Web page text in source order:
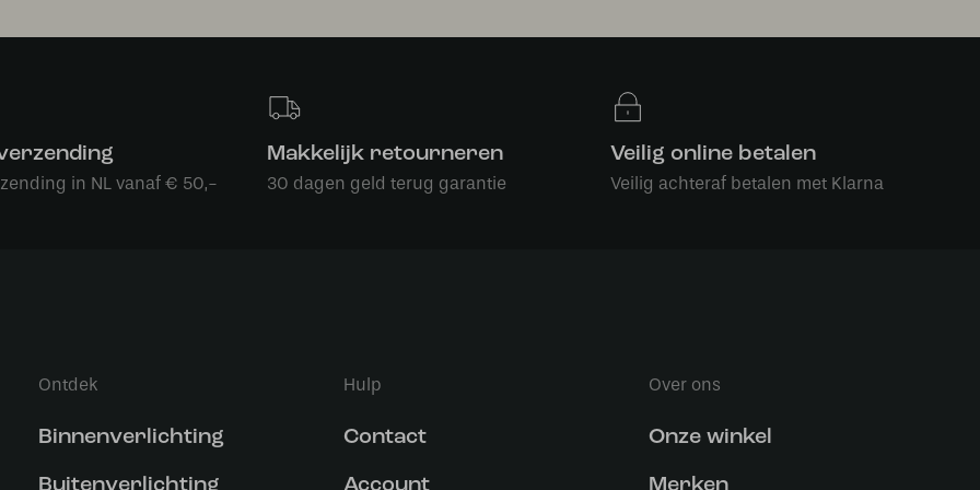
in NL vanaf € 50,-
Makkelijk retourneren
30 dagen geld terug garantie
Veilig online betalen
Veilig achteraf betalen met Klarna
Ontdek
Binnenverlichting
Buitenverlichting
Hulp
Contact
Account
Over ons
Onze winkel
Merken